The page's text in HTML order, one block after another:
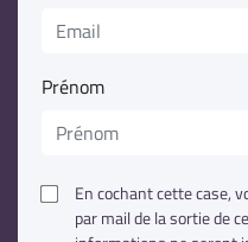
Prénom
En cochant cette case,
par mail de la sortie de